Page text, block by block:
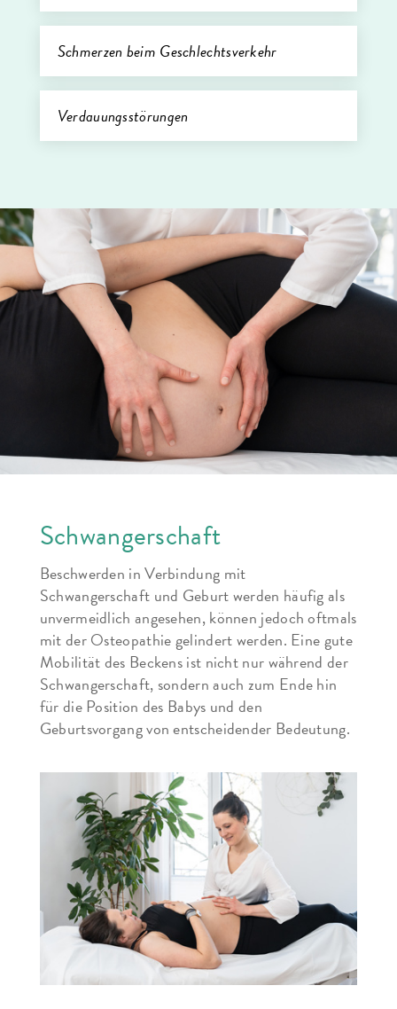
Schmerzen beim Geschlechtsverkehr
Verdauungsstörungen
Schwangerschaft
Beschwerden in Verbindung mit
Schwangerschaft und Geburt werden häufig als
unvermeidlich angesehen, können jedoch oftmals
mit der Osteopathie gelindert werden. Eine gute
Mobilität des Beckens ist nicht nur während der
Schwangerschaft, sondern auch zum Ende hin
für die Position des Babys und den
Geburtsvorgang von entscheidender Bedeutung.